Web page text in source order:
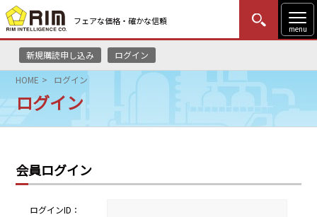
フェアな価格・確かな信頼
menu
新規購読申し込み ログイン
MENU
はじめての方
HOME
リムレポート
メソドロジー
HOME ログイン
ログイン
会員ログイン
ログインID：